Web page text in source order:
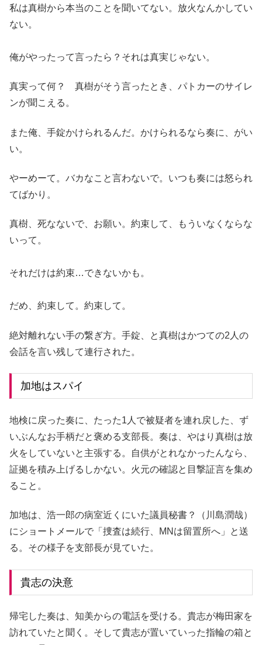
私は真樹から本当のことを聞いてない。放火なんかしてい
ない。
俺がやったって言ったら？それは真実じゃない。
真実って何？ 真樹がそう言ったとき、パトカーのサイレ
ンが聞こえる。
また俺、手錠かけられるんだ。かけられるなら奏に、がい
い。
やーめーて。バカなこと言わないで。いつも奏には怒られ
てばかり。
真樹、死なないで、お願い。約束して、もういなくならな
いって。
それだけは約束…できないかも。
だめ、約束して。約束して。
絶対離れない手の繋ぎ方。手錠、と真樹はかつての2人の
会話を言い残して連行された。
加地はスパイ
地検に戻った奏に、たった1人で被疑者を連れ戻した、ず
いぶんなお手柄だと褒める支部長。奏は、やはり真樹は放
火をしていないと主張する。自供がとれなかったんなら、
証拠を積み上げるしかない。火元の確認と目撃証言を集め
ること。
加地は、浩一郎の病室近くにいた議員秘書？（川島潤哉）
にショートメールで「捜査は続行、MNは留置所へ」と送
る。その様子を支部長が見ていた。
貴志の決意
帰宅した奏は、知美からの電話を受ける。貴志が梅田家を
訪れていたと聞く。そして貴志が置いていった指輪の箱と